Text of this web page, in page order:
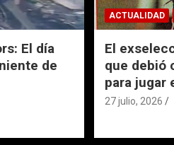
El día
de
ACTUALIDAD
El
que debió
para jugar
27 julio, 2026